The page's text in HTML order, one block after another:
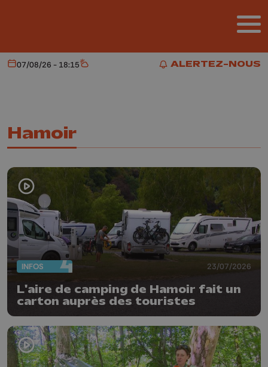
ALERTEZ-NOUS
ALERTEZ-NOUS
Aujourd'hui
07/08/26 - 18:15 Météo
Hamoir
INFOS 23/07/2026
L'aire de camping de Hamoir fait un
carton auprès des touristes